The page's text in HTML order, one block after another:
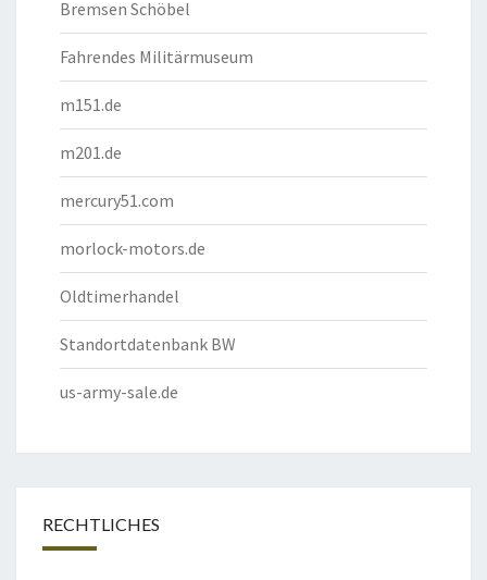
Bremsen Schöbel
Fahrendes Militärmuseum
m151.de
m201.de
mercury51.com
morlock-motors.de
Oldtimerhandel
Standortdatenbank BW
us-army-sale.de
RECHTLICHES